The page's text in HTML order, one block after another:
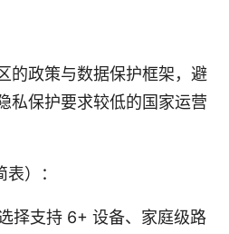
的政策与数据保护框架，避
私保护要求较低的国家运营
）：
择支持 6+ 设备、家庭级路